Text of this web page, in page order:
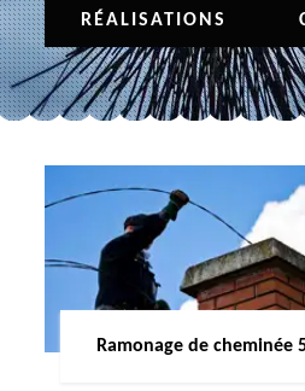
RÉALISATIONS
Ramonage de cheminée